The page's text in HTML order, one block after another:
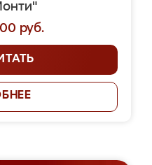
руб.